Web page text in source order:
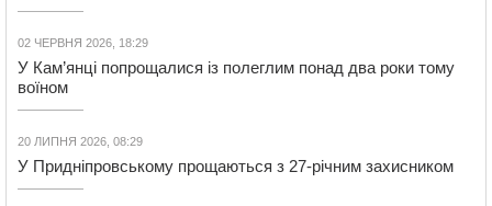
02 ЧЕРВНЯ 2026, 18:29
У Кам’янці попрощалися із полеглим понад два роки тому
воїном
20 ЛИПНЯ 2026, 08:29
У Придніпровському прощаються з 27-річним захисником